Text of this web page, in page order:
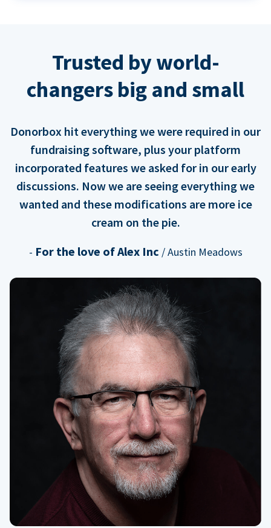
Trusted by world-
changers big and small
Donorbox hit everything we were required in our
fundraising software, plus your platform
incorporated features we asked for in our early
discussions. Now we are seeing everything we
wanted and these modifications are more ice
cream on the pie.
- For the love of Alex Inc / Austin Meadows